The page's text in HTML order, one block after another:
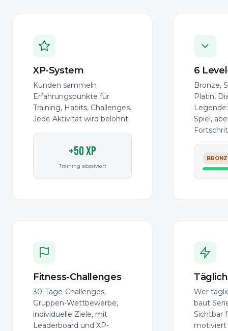
XP-System
Kunden sammeln
Erfahrungspunkte für
Training, Habits, Challenges.
Jede Aktivität wird belohnt.
+18XP
Training absolviert
6
Bronze,
Platin,
Spiel,
Fitness-Challenges
30-Tage-Challenges,
Gruppen-Wettbewerbe,
individuelle Ziele, mit
Leaderboard und XP-
Wer
baut
Sichtbar
motiviert